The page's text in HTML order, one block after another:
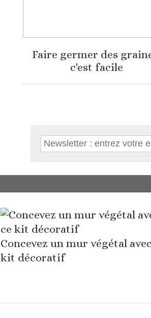
Faire germer des
c'est facile
Concevez un mur végétal
kit décoratif